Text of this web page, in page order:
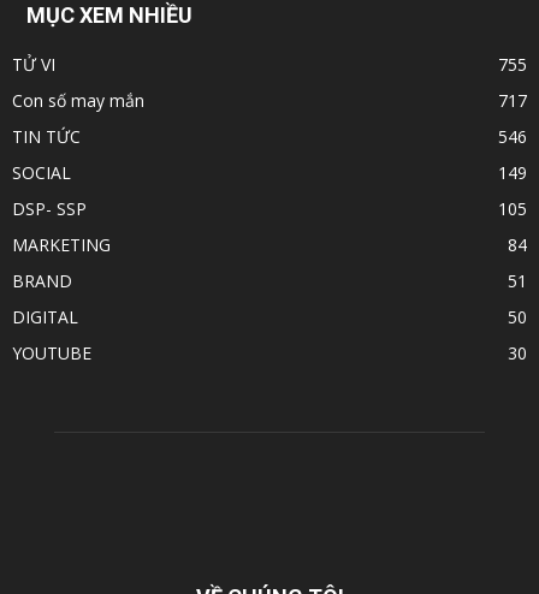
MỤC XEM NHIỀU
TỬ VI
755
Con số may mắn
717
TIN TỨC
546
SOCIAL
149
DSP- SSP
105
MARKETING
84
BRAND
51
DIGITAL
50
YOUTUBE
30